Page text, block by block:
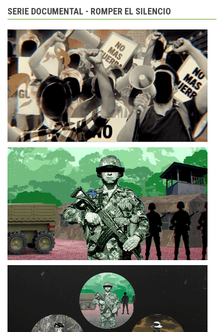
SERIE DOCUMENTAL - ROMPER EL SILENCIO